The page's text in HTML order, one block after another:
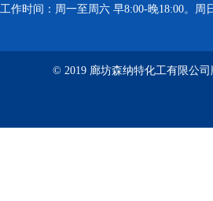
工作时间：周一至周六 早8:00-晚18:00。周
© 2019 廊坊森纳特化工有限公